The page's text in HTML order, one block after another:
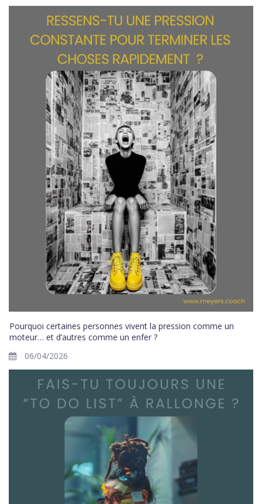
Pourquoi certaines personnes vivent la pression comme un
moteur… et d’autres comme un enfer ?
06/04/2026